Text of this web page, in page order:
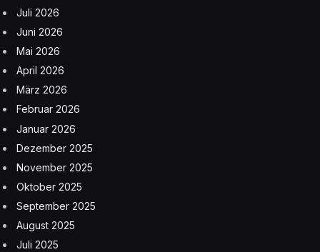
Juli 2026
Juni 2026
Mai 2026
April 2026
März 2026
Februar 2026
Januar 2026
Dezember 2025
November 2025
Oktober 2025
September 2025
August 2025
Juli 2025